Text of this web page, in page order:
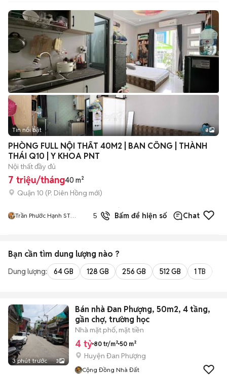
+2
Tin nổi bật 8
PHÒNG FULL NỘI THẤT 40M2 | BAN CÔNG | THÀNH
THÁI Q10 | Y KHOA PNT
Nội thất đầy đủ
7 triệu/tháng40 m²
Quận 10 (P. Diên Hồng mới)
Trần Phước Hạnh ST
5.0
đã
bán
Bấm để hiện số Chat
Bạn cần tìm dung lượng nào ?
Dung lượng: 64 GB 128 GB 256 GB 512 GB 1 TB
3 phút trước 3
Bán nhà Đan Phượng, 50m2, 4 tầng,
gần chợ, trường học
Nhà mặt phố, mặt tiền
4 tỷ 80 tr/m² 50 m²
Huyện Đan Phượng
Cộng Đồng Nhà Đất